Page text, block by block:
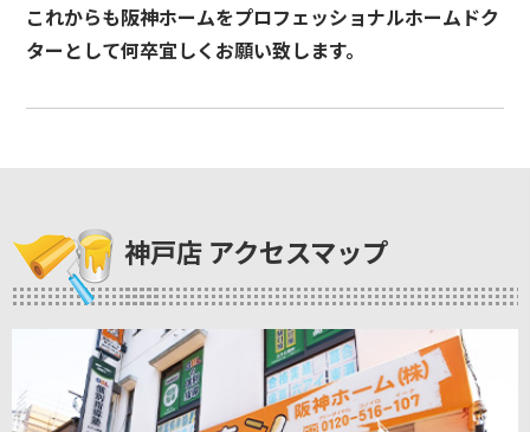
これからも阪神ホームをプロフェッショナルホームドク
ターとして何卒宜しくお願い致します。
神戸店 アクセスマップ